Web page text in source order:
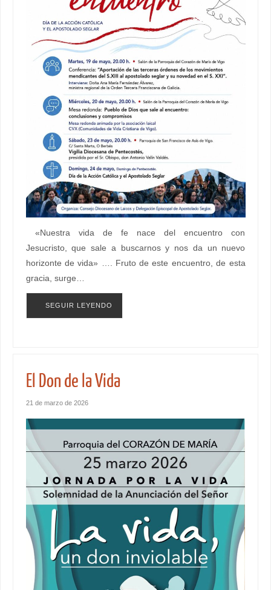
«Nuestra vida de fe nace del encuentro con
Jesucristo, que sale a buscarnos y nos da un nuevo
horizonte de vida» …. Fruto de este encuentro, de esta
gracia, surge…
SEGUIR LEYENDO
El Don de la Vida
21 de marzo de 2026